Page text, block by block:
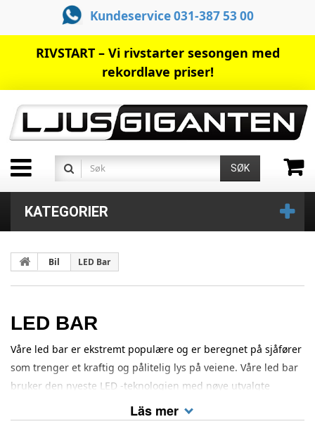
Kundeservice 031-387 53 00
RIVSTART – Vi rivstarter sesongen med
rekordlave priser!
SØK
KATEGORIER
Bil LED Bar
LED BAR
Våre led bar er ekstremt populære og er beregnet på sjåfører
som trenger et kraftig og pålitelig lys på veiene. Våre led bar
bruker den nyeste LED -teknologien med nøye utvalgte
komponenter og originale dioder fra American Cree og tyske
Osram. Dette betyr at en led bar i noen tilfeller genererer
Läs mer